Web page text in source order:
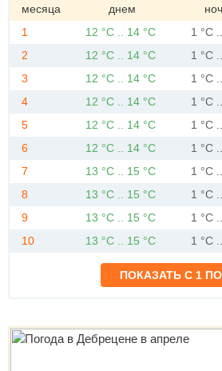
месяца
днем
1 12 °C .. 14 °C 1 °C
2
12 °C .. 14 °C 1 °C
3
12 °C .. 14 °C 1 °C
4
12 °C .. 14 °C 1 °C
5
12 °C .. 14 °C 1 °C
6
12 °C .. 14 °C 1 °C
7
13 °C .. 15 °C 1 °C
8
13 °C .. 15 °C 1 °C
9
13 °C .. 15 °C 1 °C
10
13 °C .. 15 °C 1 °C